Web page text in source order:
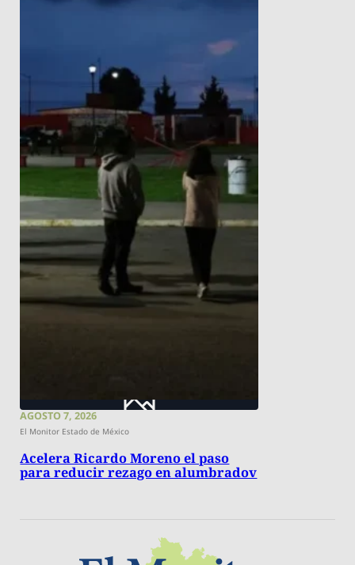
AGOSTO 7, 2026
El Monitor Estado de México
Acelera Ricardo Moreno el paso
para reducir rezago en alumbradov